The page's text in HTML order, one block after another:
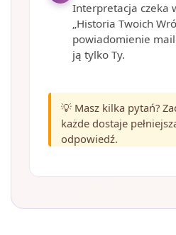
Interpretacja czeka
„Historia Twoich
powiadomienie
ją tylko Ty.
💡 Masz kilka pytań?
każde dostaje
odpowiedź.